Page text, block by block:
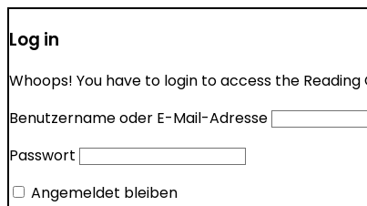
Log in
Whoops! You have to login to access the
Benutzername oder E-Mail-Adresse
Passwort
Angemeldet bleiben